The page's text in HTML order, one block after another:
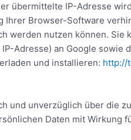
übermittelte IP-Adresse
Browser-Software
werden nutzen können.
Adresse) an Google
und installieren: http://
und unverzüglich über die
Daten mit